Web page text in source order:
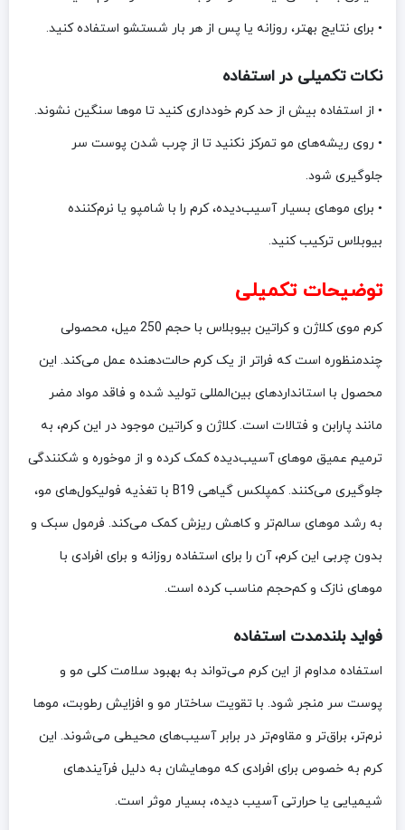
• برای نتایج بهتر، روزانه یا پس از هر بار شستشو استفاده کنید.
نکات تکمیلی در استفاده
• از استفاده بیش از حد کرم خودداری کنید تا موها سنگین نشوند.
• روی ریشه‌های مو تمرکز نکنید تا از چرب شدن پوست سر
جلوگیری شود.
• برای موهای بسیار آسیب‌دیده، کرم را با شامپو یا نرم‌کننده
بیوبلاس ترکیب کنید.
توضیحات تکمیلی
کرم موی کلاژن و کراتین بیوبلاس با حجم 250 میل، محصولی
چندمنظوره است که فراتر از یک کرم حالت‌دهنده عمل می‌کند. این
محصول با استانداردهای بین‌المللی تولید شده و فاقد مواد مضر
مانند پارابن و فتالات است. کلاژن و کراتین موجود در این کرم، به
ترمیم عمیق موهای آسیب‌دیده کمک کرده و از موخوره و شکنندگی
جلوگیری می‌کنند. کمپلکس گیاهی B19 با تغذیه فولیکول‌های مو،
به رشد موهای سالم‌تر و کاهش ریزش کمک می‌کند. فرمول سبک و
بدون چربی این کرم، آن را برای استفاده روزانه و برای افرادی با
موهای نازک و کم‌حجم مناسب کرده است.
فواید بلندمدت استفاده
استفاده مداوم از این کرم می‌تواند به بهبود سلامت کلی مو و
پوست سر منجر شود. با تقویت ساختار مو و افزایش رطوبت، موها
نرم‌تر، براق‌تر و مقاوم‌تر در برابر آسیب‌های محیطی می‌شوند. این
کرم به خصوص برای افرادی که موهایشان به دلیل فرآیندهای
شیمیایی یا حرارتی آسیب دیده، بسیار موثر است.